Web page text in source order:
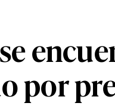
por